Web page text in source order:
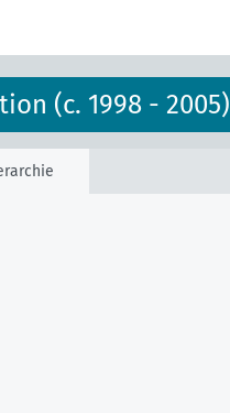
(c. 1998 - 2005)